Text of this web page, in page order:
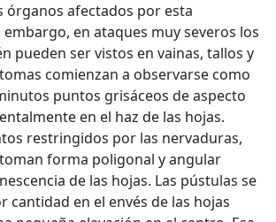
órganos afectados por esta
en ataques muy severos los
pueden ser vistos en vainas, tallos y
comienzan a observarse como
puntos grisáceos de aspecto
en el haz de las hojas.
restringidos por las nervaduras,
forma poligonal y angular
de las hojas. Las pústulas se
cantidad en el envés de las hojas